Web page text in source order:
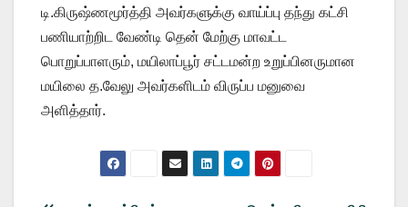
டி.கிருஷ்ணமூர்த்தி அவர்களுக்கு வாய்ப்பு தந்து கட்சி
பணியாற்றிட வேண்டி தென் மேற்கு மாவட்ட
பொறுப்பாளரும், மயிலாப்பூர் சட்டமன்ற உறுப்பினருமான
மயிலை த.வேலு அவர்களிடம் விருப்ப மனுவை
அளித்தார்.